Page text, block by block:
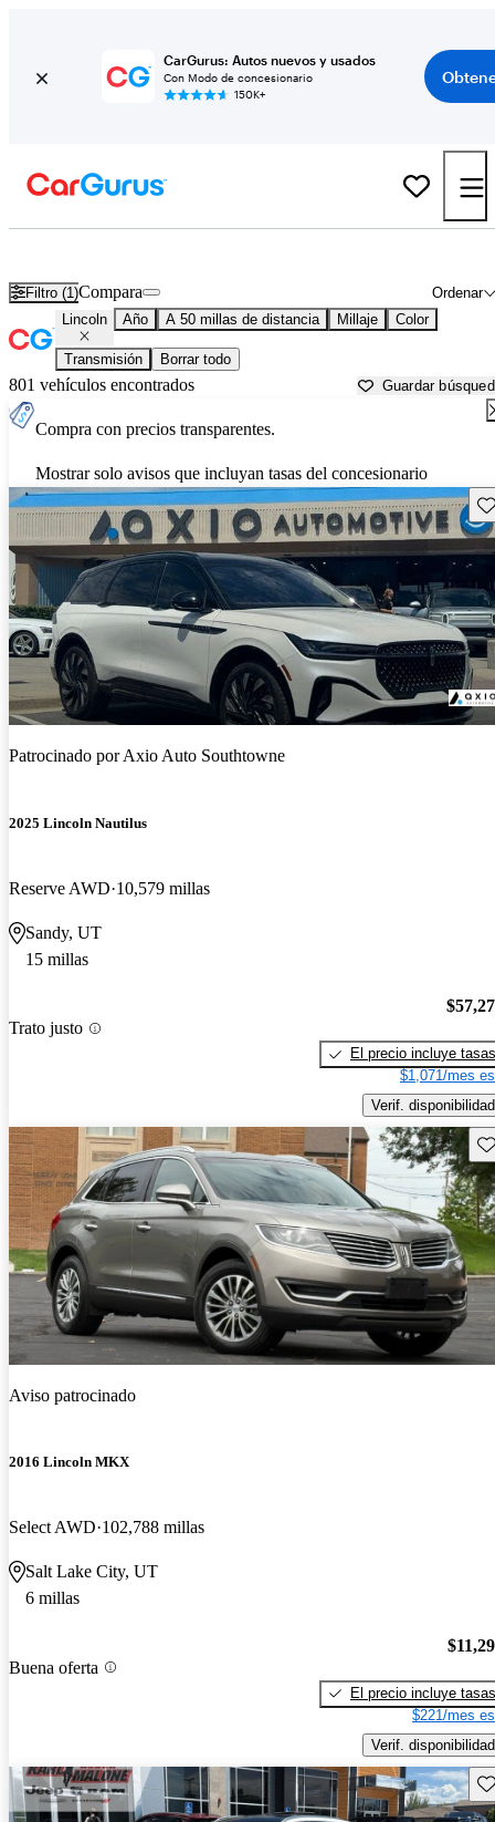
CarGurus: Autos nuevos y usados
Con Modo de concesionario
150K+
Filtro (1) Ordenar
Compara
Lincoln Año A 50 millas de distancia Millaje Color
Transmisión Borrar todo
801 vehículos encontrados Guardar
Compra con precios transparentes.
Mostrar solo avisos que incluyan tasas del concesionario
Patrocinado porAxio Auto Southtowne
2025 Lincoln Nautilus
Reserve AWD 10,579 millas
Sandy, UT
15 millas
Trato justo
El precio incluye tasas
$1,071/mes
Verif. disponibilidad
Aviso patrocinado
2016 Lincoln MKX
Select AWD 102,788 millas
Salt Lake City, UT
6 millas
Buena oferta
El precio incluye tasas
$221/mes
Verif. disponibilidad